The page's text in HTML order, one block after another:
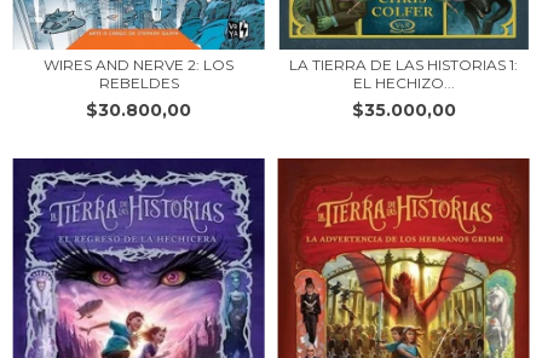
WIRES AND NERVE 2: LOS
REBELDES
$30.800,00
LA TIERRA DE LAS HISTORIAS 1:
EL HECHIZO...
$35.000,00